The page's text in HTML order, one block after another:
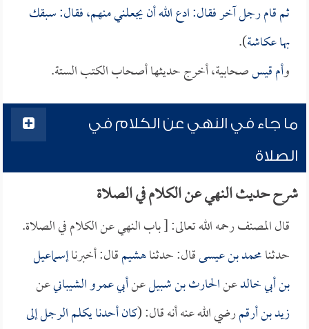
ثم قام رجل آخر فقال: ادع الله أن يجعلني منهم، فقال: سبقك
بهاعكاشة).
وأم قيسصحابية، أخرج حديثها أصحاب الكتب الستة.
ما جاء في النهي عن الكلام في
الصلاة
شرح حديث النهي عن الكلام في الصلاة
قال المصنف رحمه الله تعالى: [ باب النهي عن الكلام في الصلاة.
حدثنامحمد بن عيسىقال: حدثناهشيمقال: أخبرناإسماعيل
بن أبي خالدعنالحارث بن شبيلعنأبي عمرو الشيبانيعن
زيد بن أرقمرضي الله عنه أنه قال: (كان أحدنا يكلم الرجل إلى